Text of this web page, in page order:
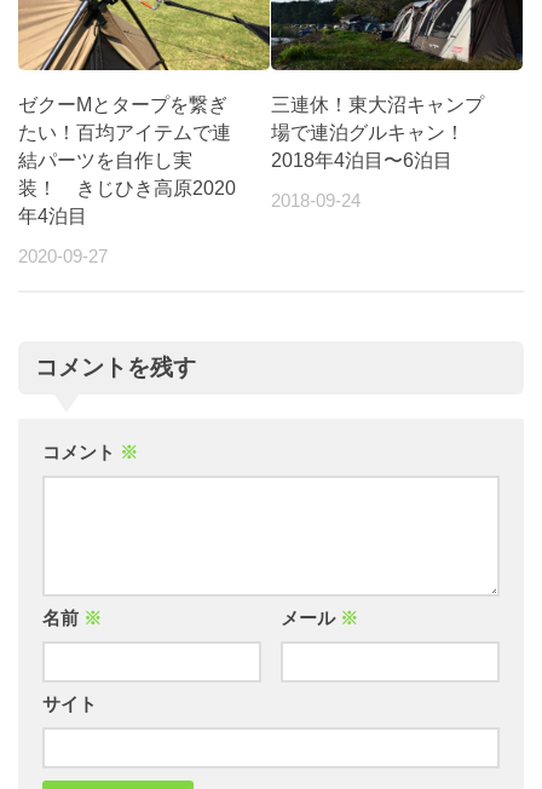
ゼクーMとタープを繋ぎ
たい！百均アイテムで連
結パーツを自作し実
装！ きじひき高原2020
年4泊目
2020-09-27
三連休！東大沼キャンプ
場で連泊グルキャン！
2018年4泊目〜6泊目
2018-09-24
コメントを残す
コメント ※
名前 ※ メール ※
サイト